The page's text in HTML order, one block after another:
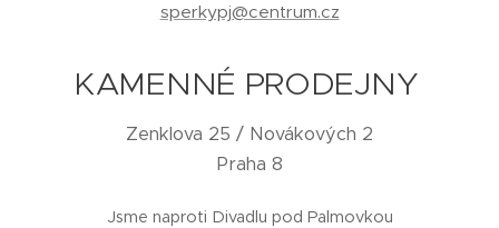
sperkypj@centrum.cz
KAMENNÉ PRODEJNY
Zenklova 25 / Novákových 2
Praha 8
Jsme naproti Divadlu pod Palmovkou